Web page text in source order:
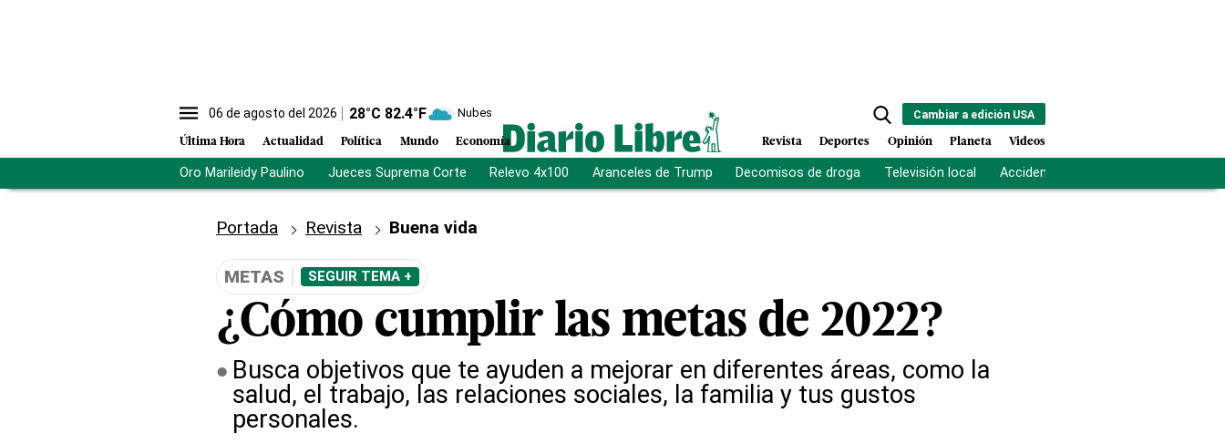
06 de agosto del 2026 28°C 82.4°F Nubes
Última Hora Actualidad Política Mundo Economía
Cambiar a edición USA
Revista Deportes Opinión Planeta Videos
Oro Marileidy Paulino Jueces Suprema Corte Relevo 4x100 Aranceles de Trump Decomisos de droga Televisión local Accidente Los Ríos
Portada Revista Buena vida
METAS SEGUIR TEMA +
¿Cómo cumplir las metas de 2022?
Busca objetivos que te ayuden a mejorar en diferentes áreas, como la
salud, el trabajo, las relaciones sociales, la familia y tus gustos
personales.